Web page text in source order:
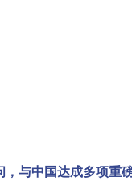
与中国达成多项重